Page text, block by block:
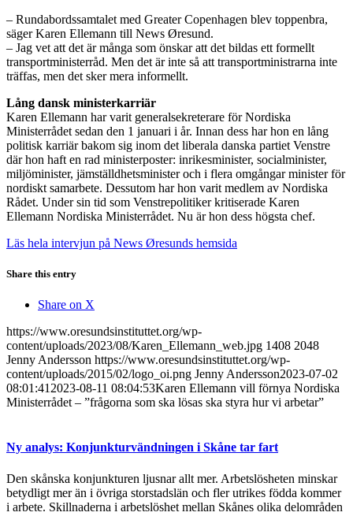
– Rundabordssamtalet med Greater Copenhagen blev toppenbra,
säger Karen Ellemann till News Øresund.
– Jag vet att det är många som önskar att det bildas ett formellt
transportministerråd. Men det är inte så att transportministrarna inte
träffas, men det sker mera informellt.
Lång dansk ministerkarriär
Karen Ellemann har varit generalsekreterare för Nordiska
Ministerrådet sedan den 1 januari i år. Innan dess har hon en lång
politisk karriär bakom sig inom det liberala danska partiet Venstre
där hon haft en rad ministerposter: inrikesminister, socialminister,
miljöminister, jämställdhetsminister och i flera omgångar minister för
nordiskt samarbete. Dessutom har hon varit medlem av Nordiska
Rådet. Under sin tid som Venstrepolitiker kritiserade Karen
Ellemann Nordiska Ministerrådet. Nu är hon dess högsta chef.
Läs hela intervjun på News Øresunds hemsida
Share this entry
Share on X
https://www.oresundsinstituttet.org/wp-
content/uploads/2023/08/Karen_Ellemann_web.jpg 1408 2048
Jenny Andersson https://www.oresundsinstituttet.org/wp-
content/uploads/2015/02/logo_oi.png Jenny Andersson2023-07-02
08:01:41 2023-08-11 08:04:53Karen Ellemann vill förnya Nordiska
Ministerrådet – ”frågorna som ska lösas ska styra hur vi arbetar”
Ny analys: Konjunkturvändningen i Skåne tar fart
Den skånska konjunkturen ljusnar allt mer. Arbetslösheten minskar
betydligt mer än i övriga storstadslän och fler utrikes födda kommer
i arbete. Skillnaderna i arbetslöshet mellan Skånes olika delområden